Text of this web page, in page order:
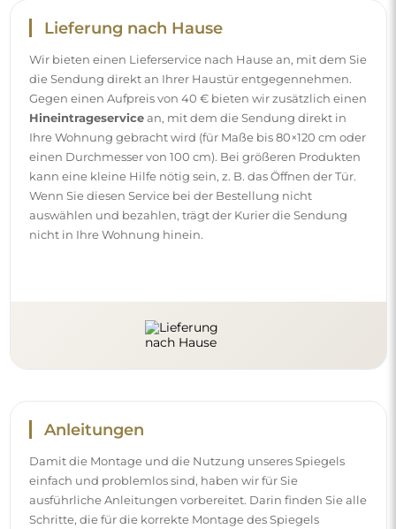
Lieferung nach Hause
Wir bieten einen Lieferservice nach Hause an, mit dem Sie
die Sendung direkt an Ihrer Haustür entgegennehmen.
Gegen einen Aufpreis von 40 € bieten wir zusätzlich einen
Hineintrageservicean, mit dem die Sendung direkt in
Ihre Wohnung gebracht wird (für Maße bis 80×120 cm oder
einen Durchmesser von 100 cm). Bei größeren Produkten
kann eine kleine Hilfe nötig sein, z. B. das Öffnen der Tür.
Wenn Sie diesen Service bei der Bestellung nicht
auswählen und bezahlen, trägt der Kurier die Sendung
nicht in Ihre Wohnung hinein.
Anleitungen
Damit die Montage und die Nutzung unseres Spiegels
einfach und problemlos sind, haben wir für Sie
ausführliche Anleitungen vorbereitet. Darin finden Sie alle
Schritte, die für die korrekte Montage des Spiegels